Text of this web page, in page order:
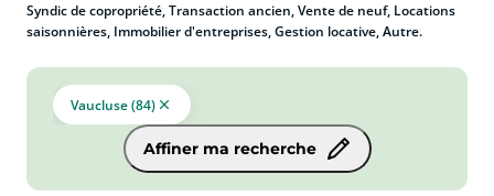
Syndic de copropriété, Transaction ancien, Vente de neuf, Locations
saisonnières, Immobilier d'entreprises, Gestion locative, Autre.
Vaucluse (84)
Affiner ma recherche